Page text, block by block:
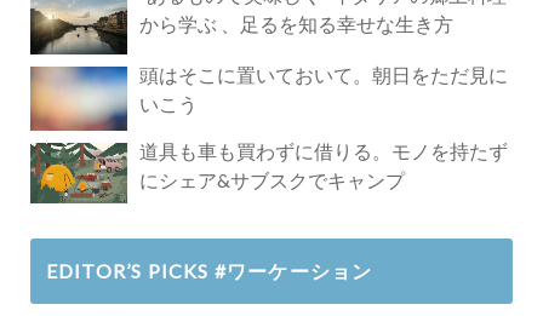
から学ぶ 、足るを知る幸せな生き方
頭はそこに置いておいて。朝日をただ見に
いこう
道具も車も買わずに借りる。モノを持たず
にシェア&サブスクでキャンプ
EDITOR’S PICKS #ワーケーション